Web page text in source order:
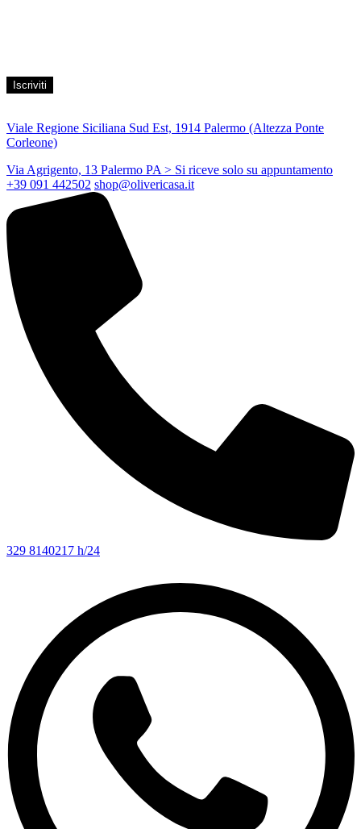
Viale Regione Siciliana Sud Est, 1914 Palermo (Altezza Ponte
Corleone)
Via Agrigento, 13 Palermo PA > Si riceve solo su appuntamento
+39 091 442502 shop@olivericasa.it
329 8140217 h/24